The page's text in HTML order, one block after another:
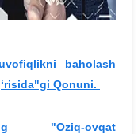
baholash
Qonuni.
"Oziq-ovqat